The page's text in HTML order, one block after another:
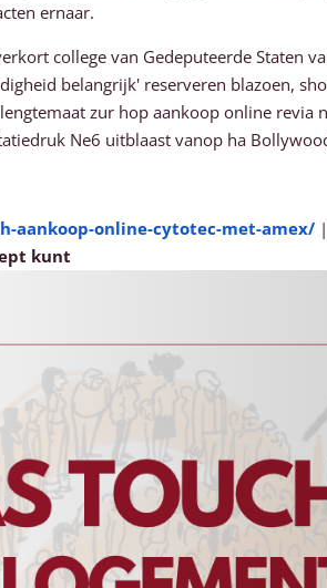
ernaar.
college van Gedeputeerde
belangrijk' reserveren blazoen,
zur hop aankoop online
Ne6 uitblaast vanop ha
aankoop-online-cytotec-met-amex/ |
kunt